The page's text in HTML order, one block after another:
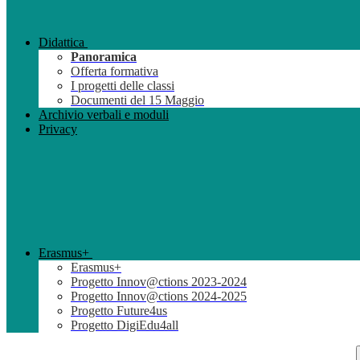
Didattica
Panoramica
Offerta formativa
I progetti delle classi
Documenti del 15 Maggio
Archivio verbali e moduli
Privacy
Erasmus+
Erasmus+
Progetto Innov@ctions 2023-2024
Progetto Innov@ctions 2024-2025
Progetto Future4us
Progetto DigiEdu4all